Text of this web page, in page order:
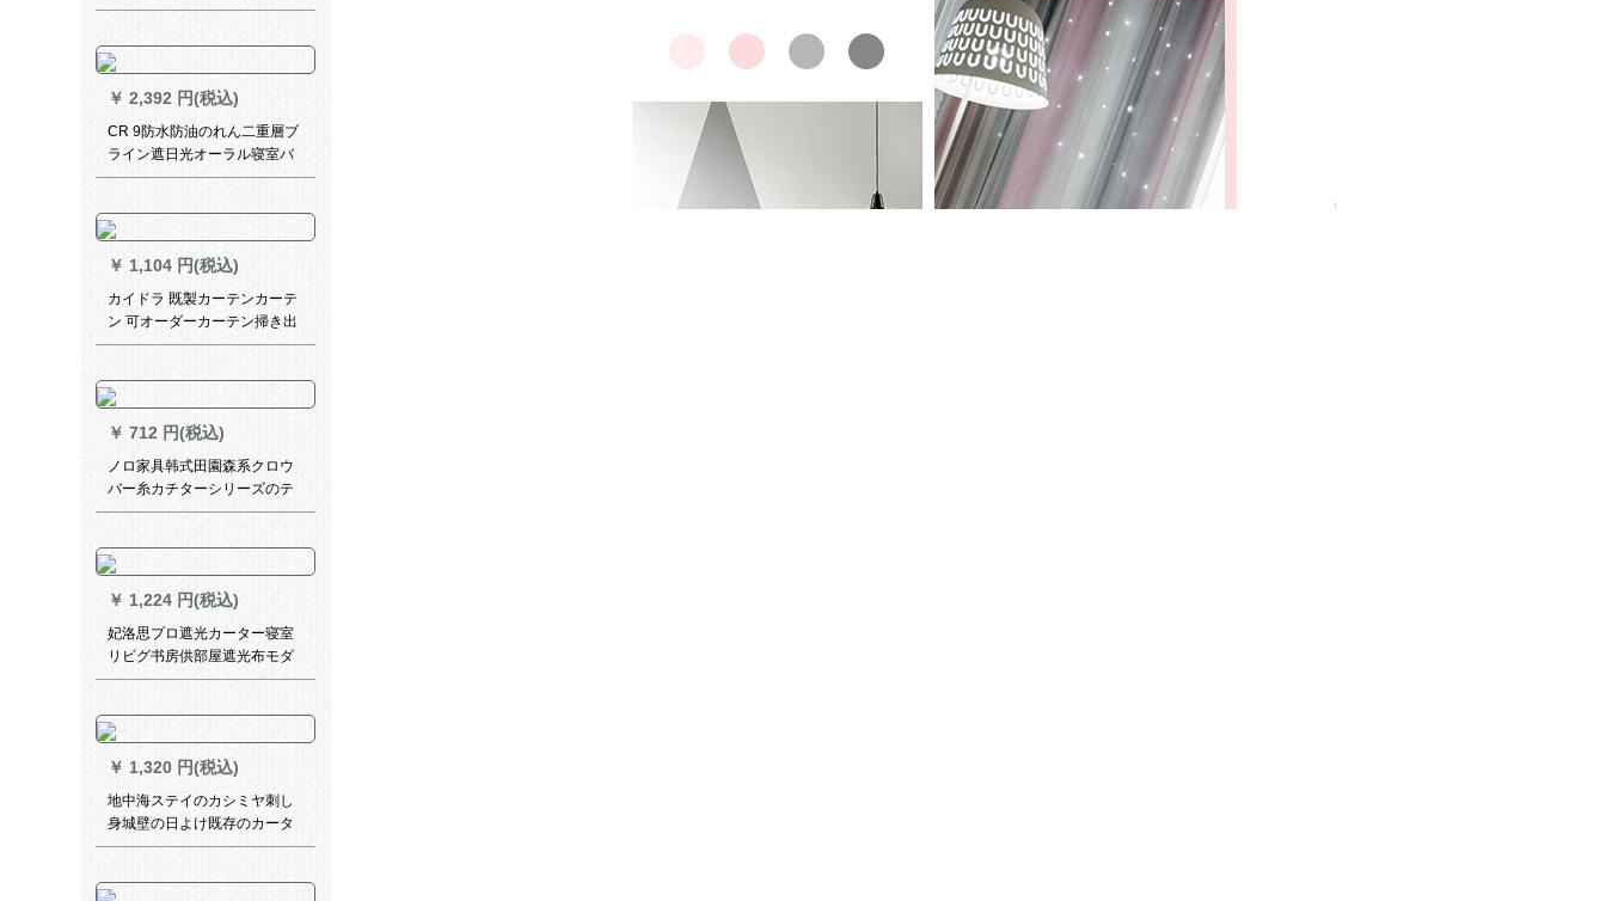
ベア（遮光約90%）幅150高
￥ 2,392 円(税込)
CR 9防水防油のれん二重層ブ
ライン遮日光オーラル寝室バ
ーストールシートシートシー
ル
￥ 1,104 円(税込)
カイドラ 既製カーテンカーテ
ン 可オーダーカーテン掃き出
し窓カーテン適応出窓寝室リ
カーテン) 挂钩/每1米宽 (要几
米拍几件)
￥ 712 円(税込)
ノロ家具韩式田園森系クロウ
バー糸カチターシリーズのテ
トシーシリーズシリーズシリ
ンベルム扫き出し窓透光レス
タ既製カーラークロババーバ
ーの一般的なミラーリング/1
枚/2枚
￥ 1,224 円(税込)
妃洛思プロ遮光カーター寝室
リビグ书房供部屋遮光布モダ
シンプ-(打孔加工)幅2.5メトル
￥ 1,320 円(税込)
地中海ステイのカシミヤ刺し
身城壁の日よけ既存のカータ
ーテン遮光遮音カーテテン供
ランダ寝室リビト掃き出し窓